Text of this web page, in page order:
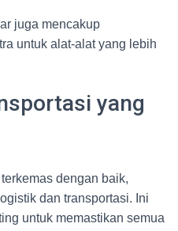
juga mencakup
untuk alat-alat yang lebih
yang
dengan baik,
dan transportasi. Ini
untuk memastikan semua